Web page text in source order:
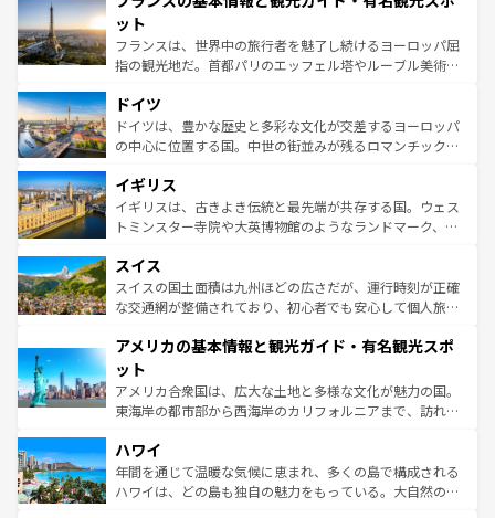
なお、新着のイタリア情報は
しい。
れる闘牛、そして美味しいタパスが生活の一部となってい
る。首都マドリードの洗練された雰囲気や、バルセロナの
アートに溢れた街角から、地方では古代ローマ遺跡や中世
せる。地方によって風土や気候が異なるスペインはその個
性で訪れる人を魅了する。 なお、新着のスペイン情報は コ
ンテンツ一覧を参照してほしい。
ット
フランスは、世界中の旅行者を魅了し続けるヨーロッパ屈
指の観光地だ。首都パリのエッフェル塔やルーブル美術館
で、幅広い魅力が詰まっている。華麗な宮殿、歴史的な大
聖堂、美しいビーチ、そして豊かな自然が、訪れる者を心
から魅了する。また、フランスは美食の国としても知ら
いる。シャンパンの発祥地であるランス、プロヴァンスの
香り高いラベンダー畑など、多彩な楽しみ方が可能だ。さ
らに、パリ以外の地域にも魅力が溢れており、どの街角に
れる地方に足を運ぶとそれぞれで全く異なる文化を体験で
きるだろう。 なお、新着のフランス情報はコンテンツ一覧
を参照してほしい。
ドイツ
ドイツは、豊かな歴史と多彩な文化が交差するヨーロッパ
の中心に位置する国。中世の街並みが残るロマンチック街
顔を持つこの国は、どこを歩いても飽きることがない。ベ
ルリンの文化的活気、バイエルン州のアルプスの絶景、そ
してライン川沿いのワイン畑といった風景は必見。ビール
は、お酒好きな人にはぜひ体験してほしい。 なお、新着の
ドイツ情報はコンテンツ一覧を参照してほしい。
イギリス
イギリスは、古きよき伝統と最先端が共存する国。ウェス
トミンスター寺院や大英博物館のようなランドマーク、歴
リアごとに異なる魅力がある。また、優雅なアフタヌーン
ティー、ビール好きにはたまらない英国パブ、サッカー観
戦など、本場だからこそできる体験も豊富。イギリスを旅
ンツ一覧を参照してほしい。
スイス
スイスの国土面積は九州ほどの広さだが、運行時刻が正確
な交通網が整備されており、初心者でも安心して個人旅行
の建物がそのまま残る町や、スイスならではのユニークな
博物館もあり、アルプス観光だけでなく町歩きも満喫する
ことができる。国民の所得が高いため物価も高いが、旅行
者向けの交通パス提供のサービスもあり、うまく活用すれ
着のスイス情報は
アメリカの基本情報と観光ガイド・有名観光スポ
ット
アメリカ合衆国は、広大な土地と多様な文化が魅力の国。
東海岸の都市部から西海岸のカリフォルニアまで、訪れる
のような巨大都市は、観光、ショッピング、エンターテイ
ンメントが詰まった刺激的なスポットだ。一方、アメリカ
西部には大自然が広がり、グランドキャニオンやイエロー
ハワイ
年間を通じて温暖な気候に恵まれ、多くの島で構成される
ハワイは、どの島も独自の魅力をもっている。大自然の神